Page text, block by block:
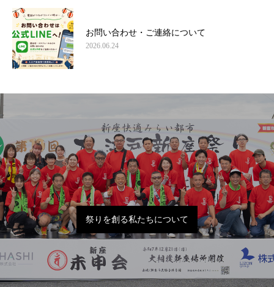
お問い合わせ・ご連絡について
2026.06.24
祭りを創る私たちについて